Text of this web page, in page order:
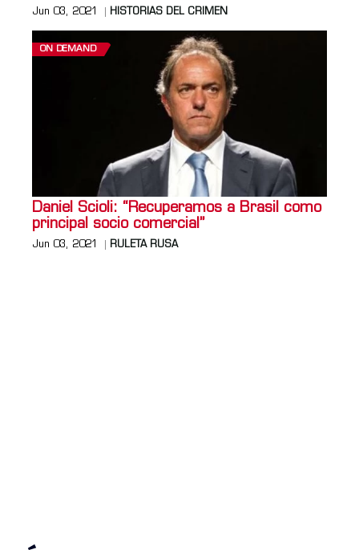
Jun 03, 2021 HISTORIAS DEL CRIMEN
ON DEMAND
Daniel Scioli: “Recuperamos a Brasil como
principal socio comercial”
Jun 03, 2021 RULETA RUSA